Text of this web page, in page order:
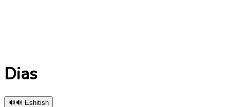
Dias
🔊🔊 Eshitish